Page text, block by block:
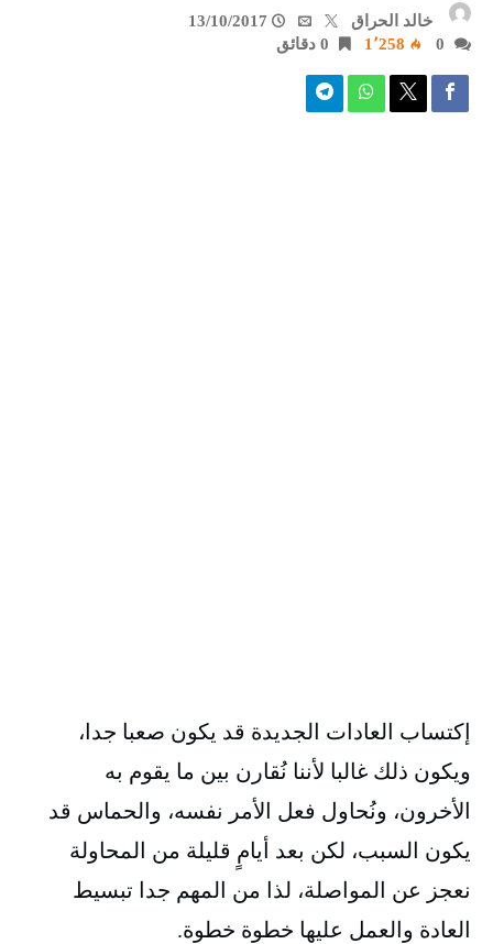
خالد الحراق
13/10/2017
1٬258 0 ‫دقائق‬
إكتساب العادات الجديدة قد يكون صعبا جدا،
ويكون ذلك غالبا لأننا نُقارن بين ما يقوم به
الأخرون، ونُحاول فعل الأمر نفسه، والحماس قد
يكون السبب، لكن بعد أيامٍ قليلة من المحاولة
نعجز عن المواصلة، لذا من المهم جدا تبسيط
العادة والعمل عليها خطوة خطوة.